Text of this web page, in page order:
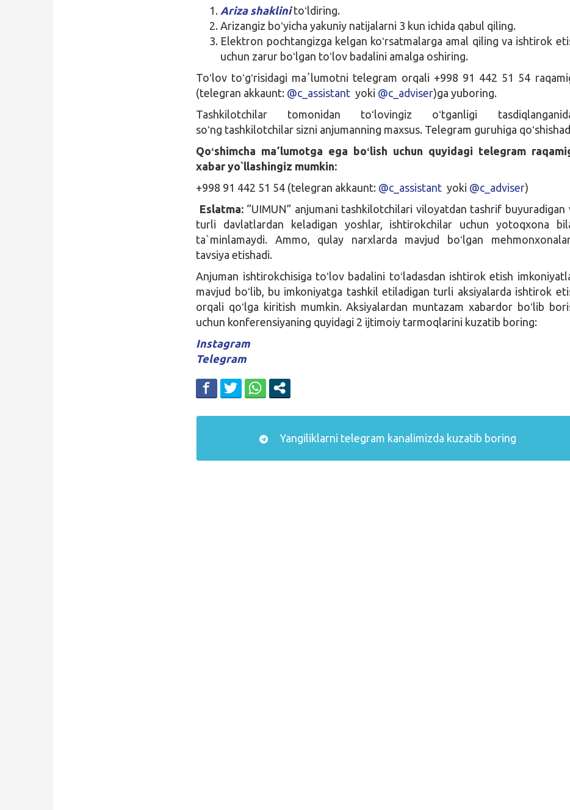
Ariza shaklinitoʻldiring.
Arizangiz boʻyicha yakuniy natijalarni 3 kun ichida qabul qiling.
Elektron pochtangizga kelgan koʻrsatmalarga amal qiling va ishtirok
uchun zarur boʻlgan toʻlov badalini amalga oshiring.
Toʻlov toʻgʻrisidagi maʼlumotni telegram orqali +998 91 442 51 54
(telegran akkaunt: @c_assistant yoki @c_adviser)ga yuboring.
Tashkilotchilar tomonidan toʻlovingiz oʻtganligi
soʻng tashkilotchilar sizni anjumanning maxsus. Telegram guruhiga
Qoʻshimcha maʼlumotga ega boʻlish uchun quyidagi telegram
xabar yo`llashingiz mumkin:
+998 91 442 51 54 (telegran akkaunt: @c_assistant yoki @c_adviser)
Eslatma:“UIMUN” anjumani tashkilotchilari viloyatdan tashrif buyuradigan
turli davlatlardan keladigan yoshlar, ishtirokchilar uchun yotoqxona
ta`minlamaydi. Ammo, qulay narxlarda mavjud boʻlgan
tavsiya etishadi.
Anjuman ishtirokchisiga toʻlov badalini toʻladasdan ishtirok etish
mavjud boʻlib, bu imkoniyatga tashkil etiladigan turli aksiyalarda ishtirok
orqali qoʻlga kiritish mumkin. Aksiyalardan muntazam xabardor boʻlib
uchun konferensiyaning quyidagi 2 ijtimoiy tarmoqlarini kuzatib boring:
Instagram
Telegram
Yangiliklarni telegram kanalimizda kuzatib boring